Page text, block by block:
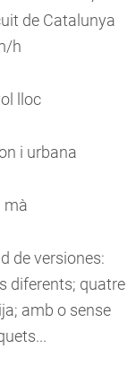
de Catalunya
h
lloc
i urbana
mà
de versiones:
diferents; quatre
amb o sense